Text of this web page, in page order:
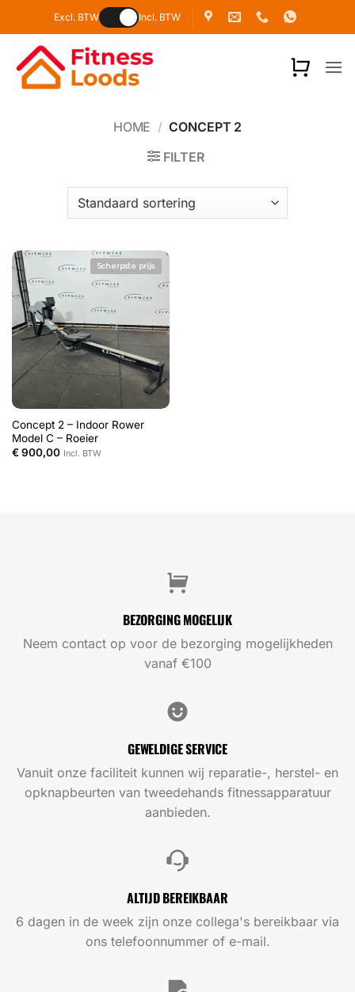
inhoud
Excl. BTW Incl. BTW
HOME / CONCEPT 2
FILTER
Scherpste prijs
Concept 2 – Indoor Rower
Model C – Roeier
€900,00 Incl. BTW
BEZORGING MOGELIJK
Neem contact op voor de bezorging mogelijkheden
vanaf €100
GEWELDIGE SERVICE
Vanuit onze faciliteit kunnen wij reparatie-, herstel- en
opknapbeurten van tweedehands fitnessapparatuur
aanbieden.
ALTIJD BEREIKBAAR
6 dagen in de week zijn onze collega's bereikbaar via
ons telefoonnummer of e-mail.